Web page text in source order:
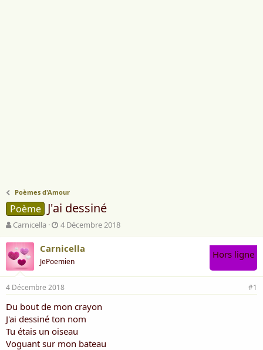
Poèmes d'Amour
Poème J'ai dessiné
A
u
t
e
u
r
d
e
l
a
d
i
Carnicella
D
a
t
d
e
d
é
b
u
t
4 Décembre 2018
Carnicella
JePoemien
Hors ligne
4 Décembre 2018 #1
Du bout de mon crayon
J'ai dessiné ton nom
Tu étais un oiseau
Voguant sur mon bateau